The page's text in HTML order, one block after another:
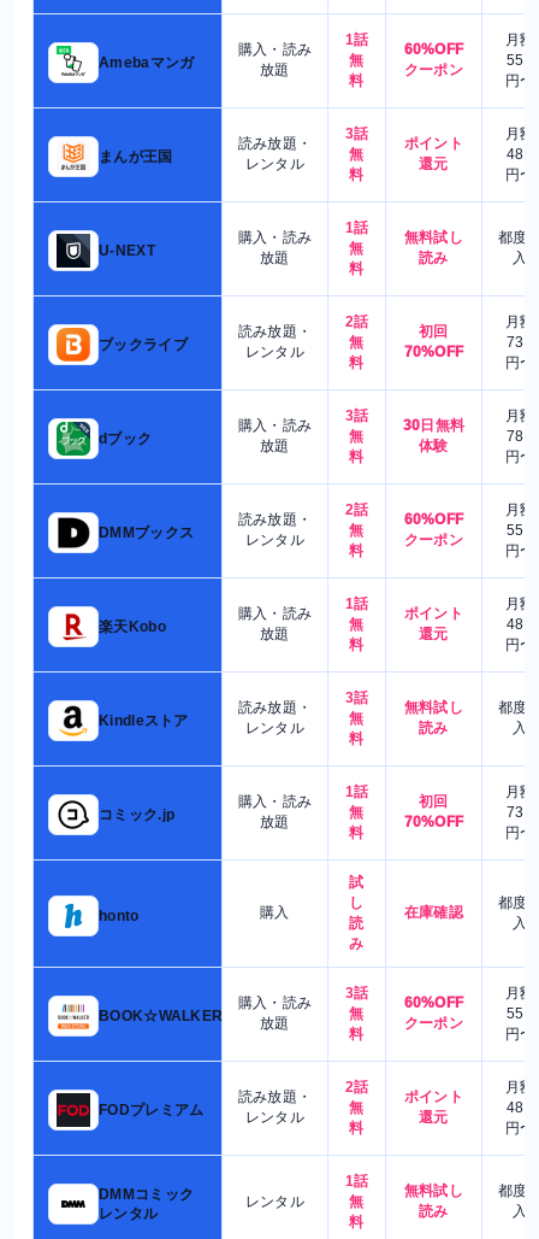
Amebaマンガ
購入・読み
放題
1話
無
料
60%OFF
クーポン
月額
550
円〜
まんが王国
読み放題・
レンタル
3話
無
料
ポイント
還元
月額
480
円〜
U-NEXT
購入・読み
放題
1話
無
料
無料試し
読み
都度
入
ブックライブ
読み放題・
レンタル
2話
無
料
初回
70%OFF
月額
730
円〜
dブック
購入・読み
放題
3話
無
料
30日無料
体験
月額
780
円〜
DMMブックス
読み放題・
レンタル
2話
無
料
60%OFF
クーポン
月額
550
円〜
楽天Kobo
購入・読み
放題
1話
無
料
ポイント
還元
月額
480
円〜
Kindleストア
読み放題・
レンタル
3話
無
料
無料試し
読み
都度
入
コミック.jp
購入・読み
放題
1話
無
料
初回
70%OFF
月額
730
円〜
honto 購入
試
し
読
み
在庫確認
都度
入
BOOK☆WALKER
購入・読み
放題
3話
無
料
60%OFF
クーポン
月額
550
円〜
FODプレミアム
読み放題・
レンタル
2話
無
料
ポイント
還元
月額
480
円〜
DMMコミック
レンタル
レンタル
1話
無
料
無料試し
読み
都度
入